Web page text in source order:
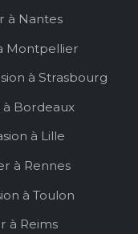
à Nantes
Montpellier
à Strasbourg
Bordeaux
à Lille
à Rennes
à Toulon
à Reims